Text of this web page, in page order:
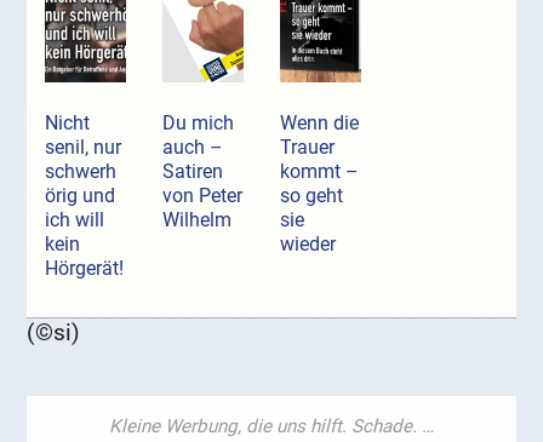
Nicht
senil, nur
schwerh
örig und
ich will
kein
Hörgerät!
Du mich
auch –
Satiren
von Peter
Wilhelm
Wenn die
Trauer
kommt –
so geht
sie
wieder
(©si)